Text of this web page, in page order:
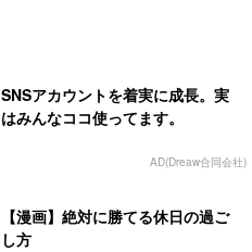
SNSアカウントを着実に成長。実
はみんなココ使ってます。
AD(Dreaw合同会社)
【漫画】絶対に勝てる休日の過ご
し方